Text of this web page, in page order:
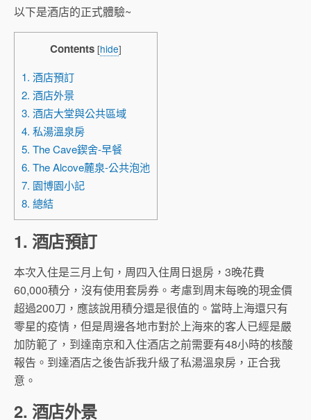
以下是酒店的正式體驗~
Contents [hide]
1. 酒店預訂
2. 酒店外景
3. 酒店大堂與公共區域
4. 私湯溫泉房
5. The Cave鍥舍-早餐
6. The Alcove麓泉-公共泡池
7. 園博園小記
8. 總結
1. 酒店預訂
本次入住是三月上旬，周四入住周日退房，3晚花費
60,000積分，沒有使用套房券。考慮到周末每晚的現金價
超過200刀，應該說用積分還是很值的。當時上海還只有
零星的疫情，但是周邊各地市對於上海來的客人已經是嚴
加防範了，到達南京和入住酒店之前需要有48小時的核酸
報告。到達酒店之後告訴我升級了私湯溫泉房，正合我
意。
2. 酒店外景